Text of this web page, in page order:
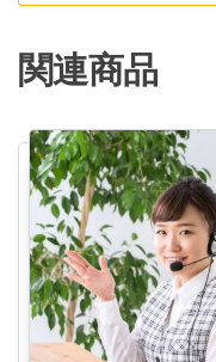
関連商品